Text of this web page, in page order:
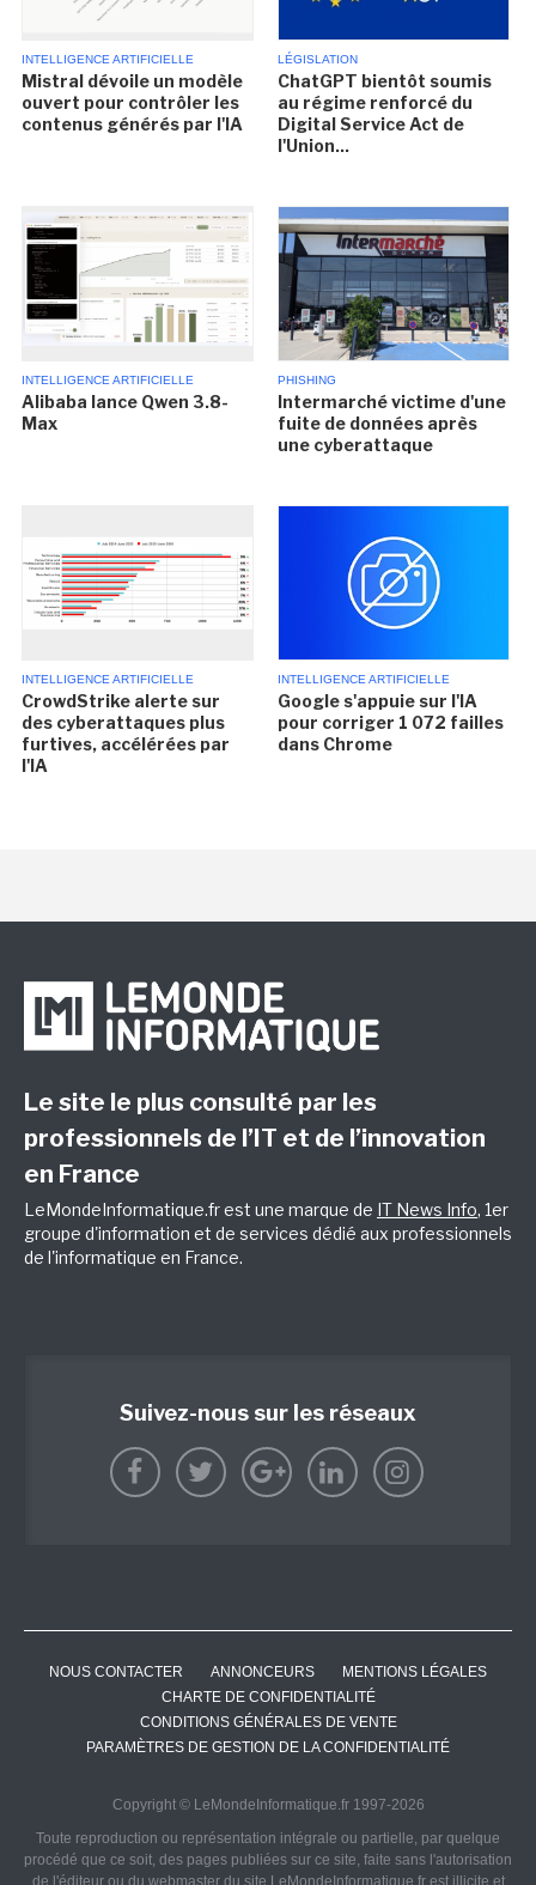
INTELLIGENCE ARTIFICIELLE
Mistral dévoile un modèle
ouvert pour contrôler les
contenus générés par l'IA
LÉGISLATION
ChatGPT bientôt soumis
au régime renforcé du
Digital Service Act de
l'Union...
INTELLIGENCE ARTIFICIELLE
Alibaba lance Qwen 3.8-
Max
PHISHING
Intermarché victime d'une
fuite de données après
une cyberattaque
INTELLIGENCE ARTIFICIELLE
CrowdStrike alerte sur
des cyberattaques plus
furtives, accélérées par
l'IA
INTELLIGENCE ARTIFICIELLE
Google s'appuie sur l'IA
pour corriger 1 072 failles
dans Chrome
Le site le plus consulté par les
professionnels de l’IT et de l’innovation
en France
LeMondeInformatique.fr est une marque de IT News Info, 1er
groupe d'information et de services dédié aux professionnels
de l'informatique en France.
Suivez-nous sur les réseaux
NOUS CONTACTER ANNONCEURS
MENTIONS LÉGALES
CHARTE DE CONFIDENTIALITÉ
CONDITIONS GÉNÉRALES DE VENTE
PARAMÈTRES DE GESTION DE LA CONFIDENTIALITÉ
Copyright © LeMondeInformatique.fr 1997-2026
Toute reproduction ou représentation intégrale ou partielle, par quelque
procédé que ce soit, des pages publiées sur ce site, faite sans l'autorisation
de l'éditeur ou du webmaster du site LeMondeInformatique.fr est illicite et